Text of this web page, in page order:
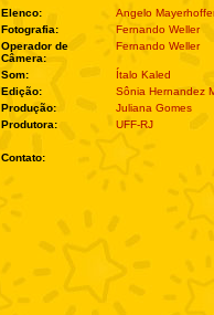
Elenco:
Angelo Mayerhoffer
Fotografia:
Fernando Weller
Operador de
Câmera:
Fernando Weller
Som:
Ítalo Kaled
Edição:
Sônia Hernandez
Produção:
Juliana Gomes
Produtora:
UFF-RJ
Contato: